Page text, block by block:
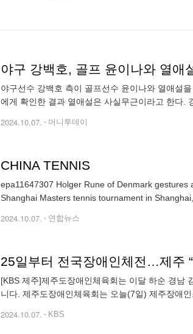
야구 강백호, 골프 윤이나와 열애
야구선수 강백호 측이 골프선수 윤이나와 열애설
에게 확인한 결과 열애설은 사실무근이라고 한다.
2024.10.07. 머니투데이
CHINA TENNIS
epa11647307 Holger Rune of Denmark
2024.10.07. 연합뉴스
25일부터 전국장애인체전…제주
[KBS 제주]제주도장애인체육회는 이달 하순 경남
니다. 제주도장애인체육회는 오늘(7일) 제주장애
2024.10.07. KBS